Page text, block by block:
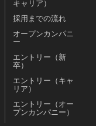
キャリア）
採用までの流れ
オープンカンパニ
ー
エントリー（新
卒）
エントリー（キャ
リア）
エントリー（オー
プンカンパニー）